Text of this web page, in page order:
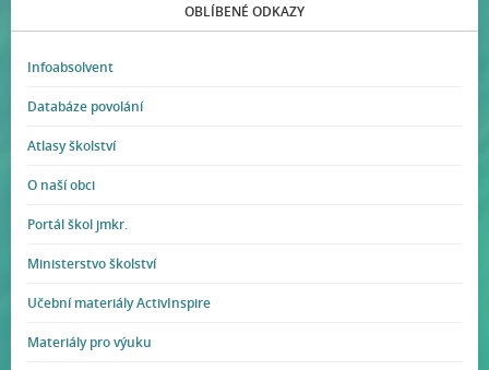
OBLÍBENÉ ODKAZY
Infoabsolvent
Databáze povolání
Atlasy školství
O naší obci
Portál škol jmkr.
Ministerstvo školství
Učební materiály ActivInspire
Materiály pro výuku